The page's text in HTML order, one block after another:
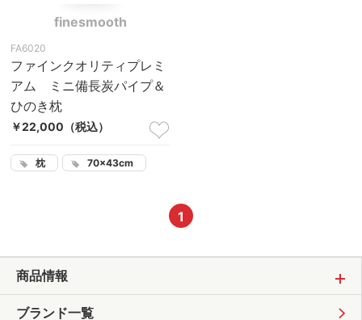
finesmooth
FA6020
ファインクオリティプレミ
アム ミニ備長炭パイプ＆
ひのき枕
￥22,000 （税込）
枕 70×43cm
1
商品情報
ブランド一覧